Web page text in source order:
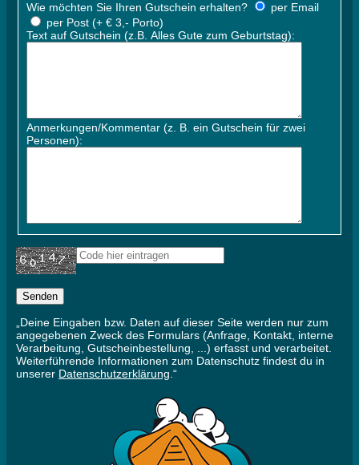
Wie möchten Sie Ihren Gutschein erhalten?
per Email
per Post (+ € 3,- Porto)
Text auf Gutschein (z.B. Alles Gute zum Geburtstag):
Anmerkungen/Kommentar (z. B. ein Gutschein für zwei
Personen):
„Deine Eingaben bzw. Daten auf dieser Seite werden nur zum
angegebenen Zweck des Formulars (Anfrage, Kontakt, interne
Verarbeitung, Gutscheinbestellung, ...) erfasst und verarbeitet.
Weiterführende Informationen zum Datenschutz findest du in
unserer Datenschutzerklärung .“